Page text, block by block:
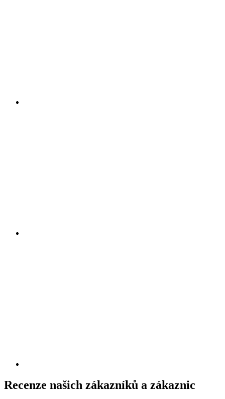
Recenze našich zákazníků a zákaznic